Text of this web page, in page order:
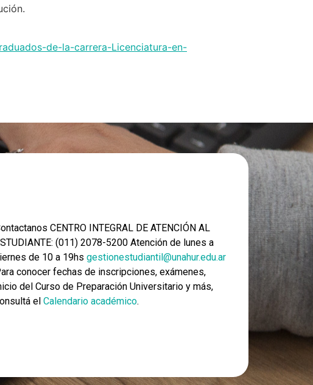
de-la-carrera-Licenciatura-en-
CENTRO INTEGRAL DE ATENCIÓN AL
(011) 2078-5200 Atención de lunes a
de 10 a 19hs gestionestudiantil@unahur.edu.ar
conocer fechas de inscripciones, exámenes,
del Curso de Preparación Universitario y más,
el Calendario académico.